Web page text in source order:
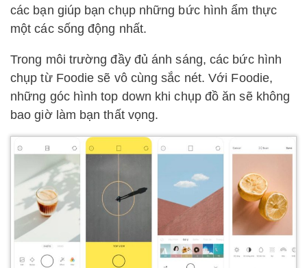
các bạn giúp bạn chụp những bức hình ẩm thực
một các sống động nhất.
Trong môi trường đầy đủ ánh sáng, các bức hình
chụp từ Foodie sẽ vô cùng sắc nét. Với Foodie,
những góc hình top down khi chụp đồ ăn sẽ không
bao giờ làm bạn thất vọng.